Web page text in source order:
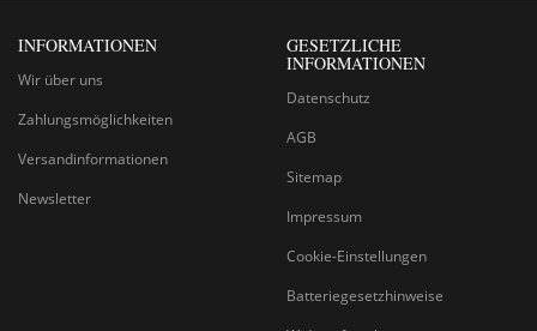
INFORMATIONEN
Wir über uns
Zahlungsmöglichkeiten
Versandinformationen
Newsletter
GESETZLICHE
INFORMATIONEN
Datenschutz
AGB
Sitemap
Impressum
Cookie-Einstellungen
Batteriegesetzhinweise